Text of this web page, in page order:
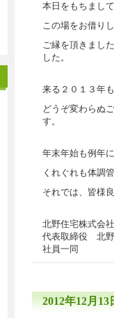
本日をもちまし
この場をお借り
ご縁を頂きまし
した。
来る２０１３年
どうぞ変わらぬ
す。
年末年始も例年
くれぐれも体調
それでは、皆様
北野住宅株式会社
代表取締役 北
社員一同
2012年12月13